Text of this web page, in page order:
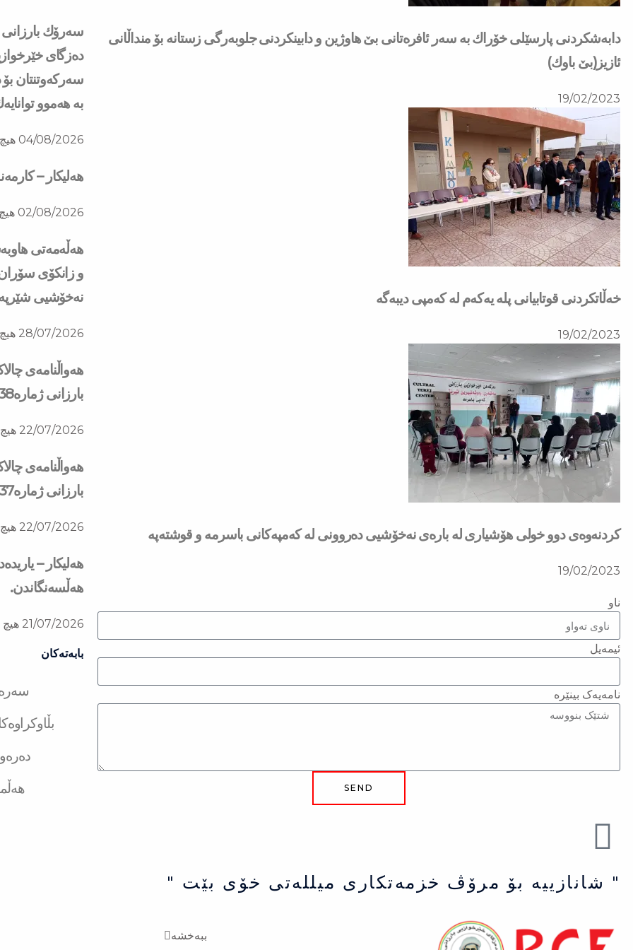
دابەشكردنی پارسێلی خۆراك بە سەر ئافرەتانی بێ هاوژین و دابینكردنی جلوبەرگی زستانە بۆ منداڵانی
ئازیز(بێ باوك)
19/02/2023
خەڵاتكردنی قوتابیانی پلە یەكەم لە كەمپی دیبەگە
19/02/2023
كردنەوەی دوو خولی هۆشیاری لە بارەی نەخۆشیی دەروونی لە كەمپەكانی باسرمە و قوشتەپە
19/02/2023
ناو
ئیمەیل
نامەیەک بینێرە
SEND
دەزگای
سەركەوتنتان
بە هەموو
04/08/2026
هەلیکار –
02/08/2026
هه‌ڵه‌مه‌تی
و زانكۆی
نه‌خۆشیی
28/07/2026
هەواڵنامەی
بارزانی ژمارە138
22/07/2026
هەواڵنامەی
بارزانی ژمارە137
22/07/2026
هەلیکار –
هەڵسەنگاندن.
21/07/2026 هیچ
بابەتەکان
" شانازییه بۆ مرۆڤ خزمەتكاری میللەتی خۆی بێت "
ببەخشە